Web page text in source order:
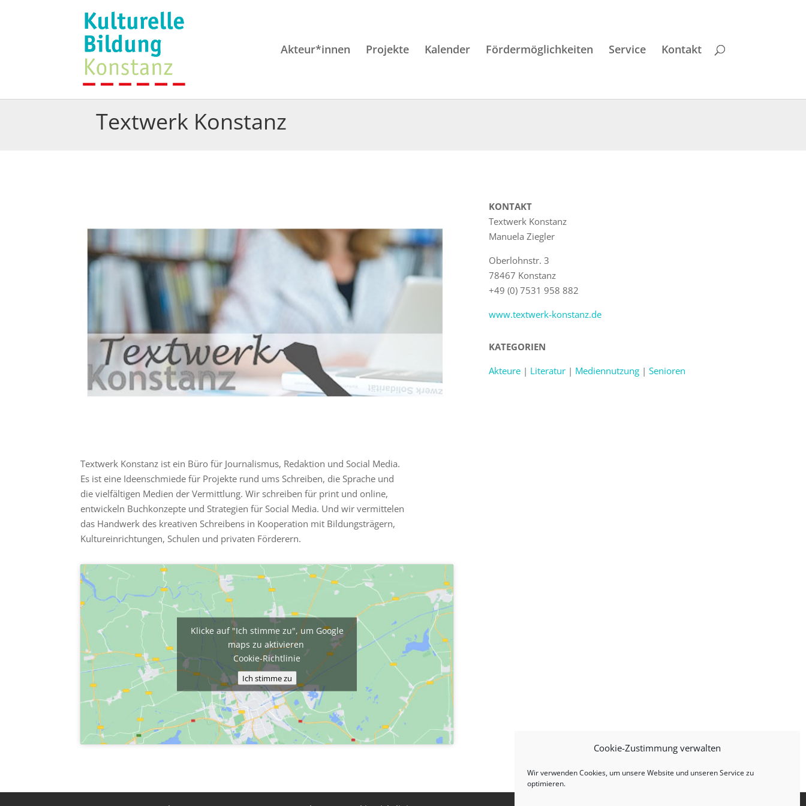
Cookie-Zustimmung verwalten
Wir verwenden Cookies, um unsere Website und unseren Service zu
optimieren.
Akteur*innen Projekte Kalender Fördermöglichkeiten Service Kontakt
Textwerk Konstanz
Textwerk Konstanz ist ein Büro für Journalismus, Redaktion und Social Media.
Es ist eine Ideenschmiede für Projekte rund ums Schreiben, die Sprache und
die vielfältigen Medien der Vermittlung. Wir schreiben für print und online,
entwickeln Buchkonzepte und Strategien für Social Media. Und wir vermittelen
das Handwerk des kreativen Schreibens in Kooperation mit Bildungsträgern,
Kultureinrichtungen, Schulen und privaten Förderern.
Klicke auf "Ich stimme zu", um Google
maps zu aktivieren
Cookie-Richtlinie
Ich stimme zu
KONTAKT
Textwerk Konstanz
Manuela Ziegler
Oberlohnstr. 3
78467 Konstanz
+49 (0) 7531 958 882
www.textwerk-konstanz.de
KATEGORIEN
Akteure| Literatur| Mediennutzung| Senioren